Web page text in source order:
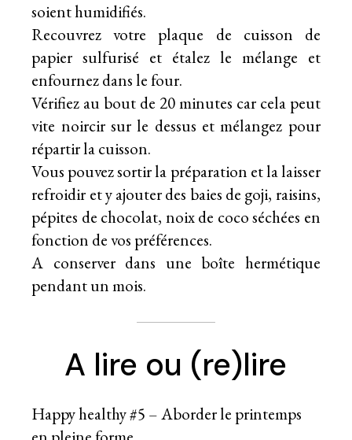
soient humidifiés.
Recouvrez votre plaque de cuisson de
papier sulfurisé et étalez le mélange et
enfournez dans le four.
Vérifiez au bout de 20 minutes car cela peut
vite noircir sur le dessus et mélangez pour
répartir la cuisson.
Vous pouvez sortir la préparation et la laisser
refroidir et y ajouter des baies de goji, raisins,
pépites de chocolat, noix de coco séchées en
fonction de vos préférences.
A conserver dans une boîte hermétique
pendant un mois.
A lire ou (re)lire
Happy healthy #5 – Aborder le printemps